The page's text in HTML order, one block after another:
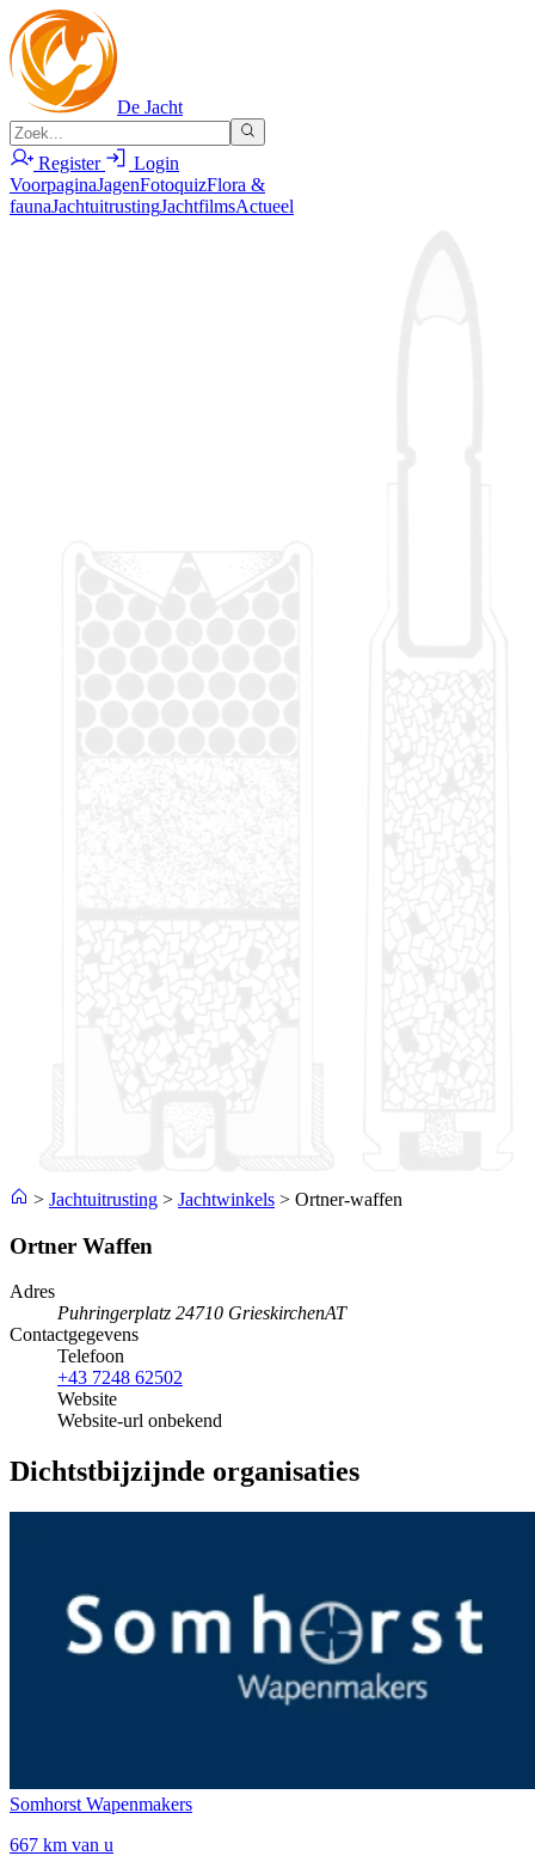
De Jacht
Register
Login
VoorpaginaJagenFotoquizFlora &
faunaJachtuitrustingJachtfilmsActueel
> Jachtuitrusting > Jachtwinkels > Ortner-waffen
Ortner Waffen
Adres
Puhringerplatz 24710 GrieskirchenAT
Contactgegevens
Telefoon
+43 7248 62502
Website
Website-url onbekend
Dichtstbijzijnde organisaties
Somhorst Wapenmakers
667 km van u